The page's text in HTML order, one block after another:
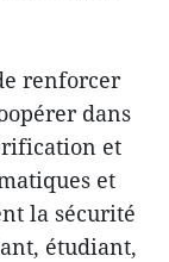
renforcer
dans
et
et
la sécurité
étudiant,